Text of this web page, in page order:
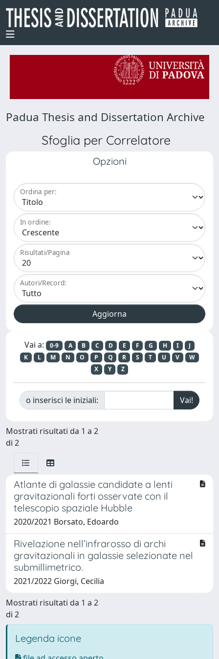
Padua Thesis and Dissertation Archive
Sfoglia per Correlatore
Opzioni
Ordina per:
In ordine:
Risultati/Pagina
Autori/Record:
Vai a: 0-9 A B C D E F G H I
J
K
L M N O P Q R S T U V
W
X
Y Z
o inserisci le iniziali:
Mostrati risultati da 1 a 2
di 2
Atlante di galassie candidate a lenti
gravitazionali forti osservate con il
telescopio spaziale Hubble
2020/2021 Borsato, Edoardo
Rivelazione nell’infrarosso di archi
gravitazionali in galassie selezionate nel
submillimetrico.
2021/2022 Giorgi, Cecilia
Mostrati risultati da 1 a 2
di 2
Legenda icone